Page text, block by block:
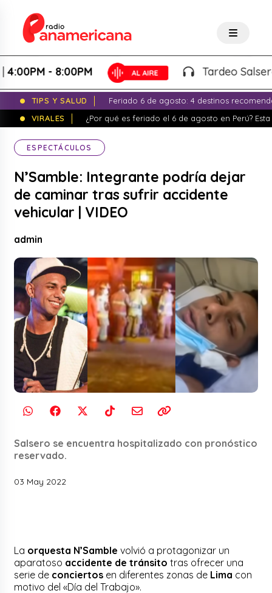
- 8:00PM Tardeo Salsero -
TIPS Y SALUD
Feriado 6 de agosto: 4 destinos
VIRALES
¿Por qué es feriado el 6 de agosto en Perú?
ESPECTÁCULOS
N’Samble: Integrante podría dejar
de caminar tras sufrir accidente
vehicular | VIDEO
admin
Salsero se encuentra hospitalizado con pronóstico
reservado.
03 May 2022
La orquesta N’Samble volvió a protagonizar un
aparatoso accidente de tránsito tras ofrecer una
serie de conciertos en diferentes zonas de Lima con
motivo del «Día del Trabajo».